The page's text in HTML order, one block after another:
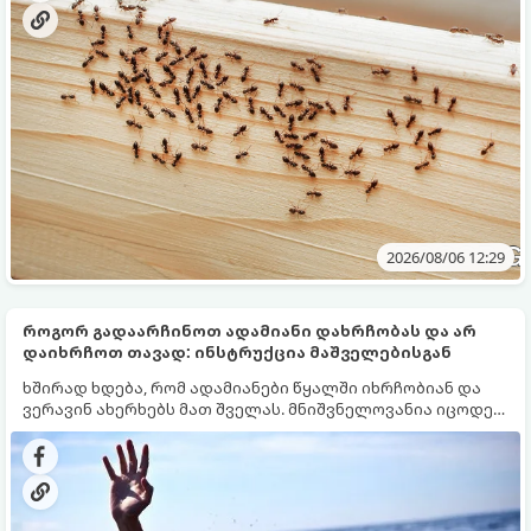
2026/08/06 12:29
როგორ გადაარჩინოთ ადამიანი დახრჩობას და არ
დაიხრჩოთ თავად: ინსტრუქცია მაშველებისგან
ხშირად ხდება, რომ ადამიანები წყალში იხრჩობიან და
ვერავინ ახერხებს მათ შველას. მნიშვნელოვანია იცოდეთ
ძირითადი წესები, რომელთა ცოდნა სასიცოცხლოდ
მნიშვნელოვანია.